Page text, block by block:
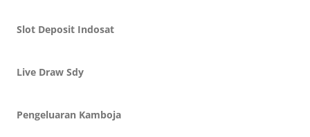
Slot Deposit Indosat
Live Draw Sdy
Pengeluaran Kamboja